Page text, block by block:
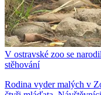
V ostravské zoo se
stěhování
Rodina vyder malých v